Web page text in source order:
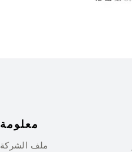
معلومة
ملف الشركة